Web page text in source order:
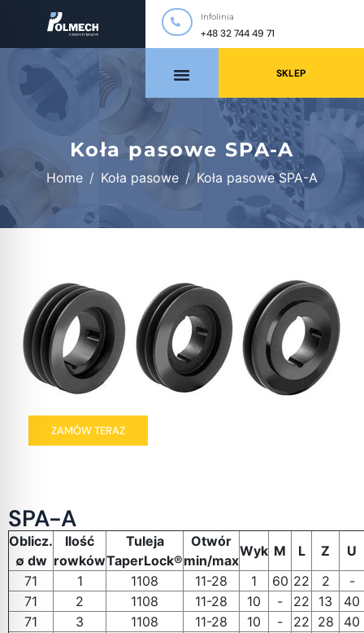
+48 32 744 49 71
Infolinia
SKLEP
Koła pasowe SPA-A
Home Koła pasowe Koła pasowe SPA-A
ZAMÓW TERAZ
SPA-A
Oblicz.
∅ dw
Ilość
rowków
Tuleja
TaperLock®
Otwór
min/max
Wyk M L Z
U
71
1 1108 11-28 1 60 22 2
-
71
2 1108 11-28 10 - 22 13
40
71
3 1108 11-28 10 - 22 28
40